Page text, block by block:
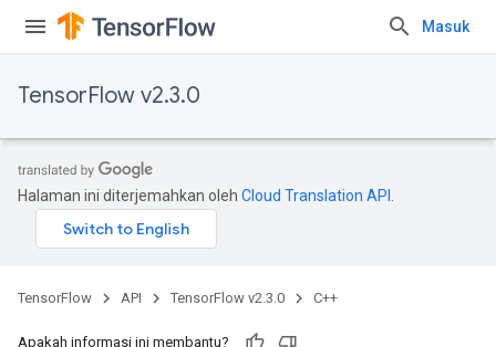
Masuk
TensorFlow v2.3.0
Halaman ini diterjemahkan oleh Cloud Translation API
TensorFlow API TensorFlow v2.3.0 C++
Apakah informasi ini membantu?